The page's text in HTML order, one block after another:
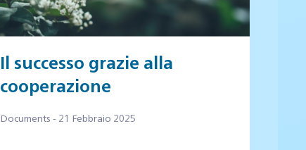
Il successo grazie alla
cooperazione
Documents - 21 Febbraio 2025